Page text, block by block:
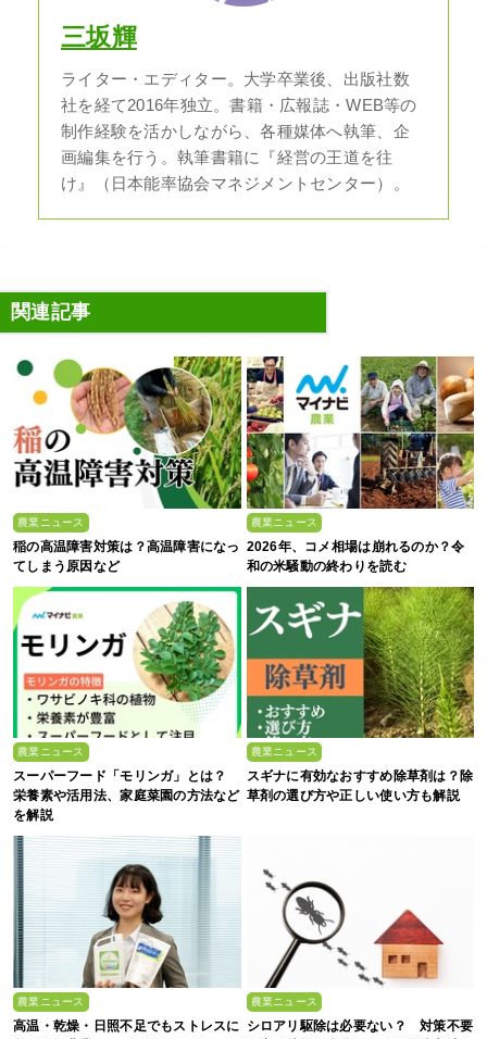
三坂輝
ライター・エディター。大学卒業後、出版社数
社を経て2016年独立。書籍・広報誌・WEB等の
制作経験を活かしながら、各種媒体へ執筆、企
画編集を行う。執筆書籍に『経営の王道を往
け』（日本能率協会マネジメントセンター）。
関連記事
農業ニュース
稲の高温障害対策は？高温障害になっ
てしまう原因など
農業ニュース
2026年、コメ相場は崩れるのか？令
和の米騒動の終わりを読む
農業ニュース
スーパーフード「モリンガ」とは？
栄養素や活用法、家庭菜園の方法など
を解説
農業ニュース
スギナに有効なおすすめ除草剤は？除
草剤の選び方や正しい使い方も解説
農業ニュース
高温・乾燥・日照不足でもストレスに
農業ニュース
シロアリ駆除は必要ない？ 対策不要